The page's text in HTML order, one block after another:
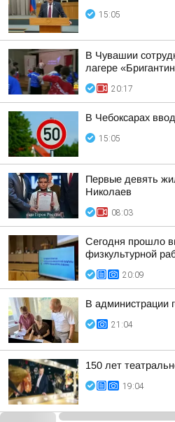
15:05
В Чувашии
лагере
20:17
В Чебоксарах
15:05
Первые девять
Николаев
08:03
Сегодня прошло
физкультурной
20:09
В администрации
21:04
150 лет
19:04